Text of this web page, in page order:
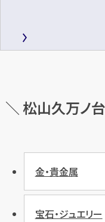
＼ 松山久万ノ
金・貴金属
宝石・ジュエリー